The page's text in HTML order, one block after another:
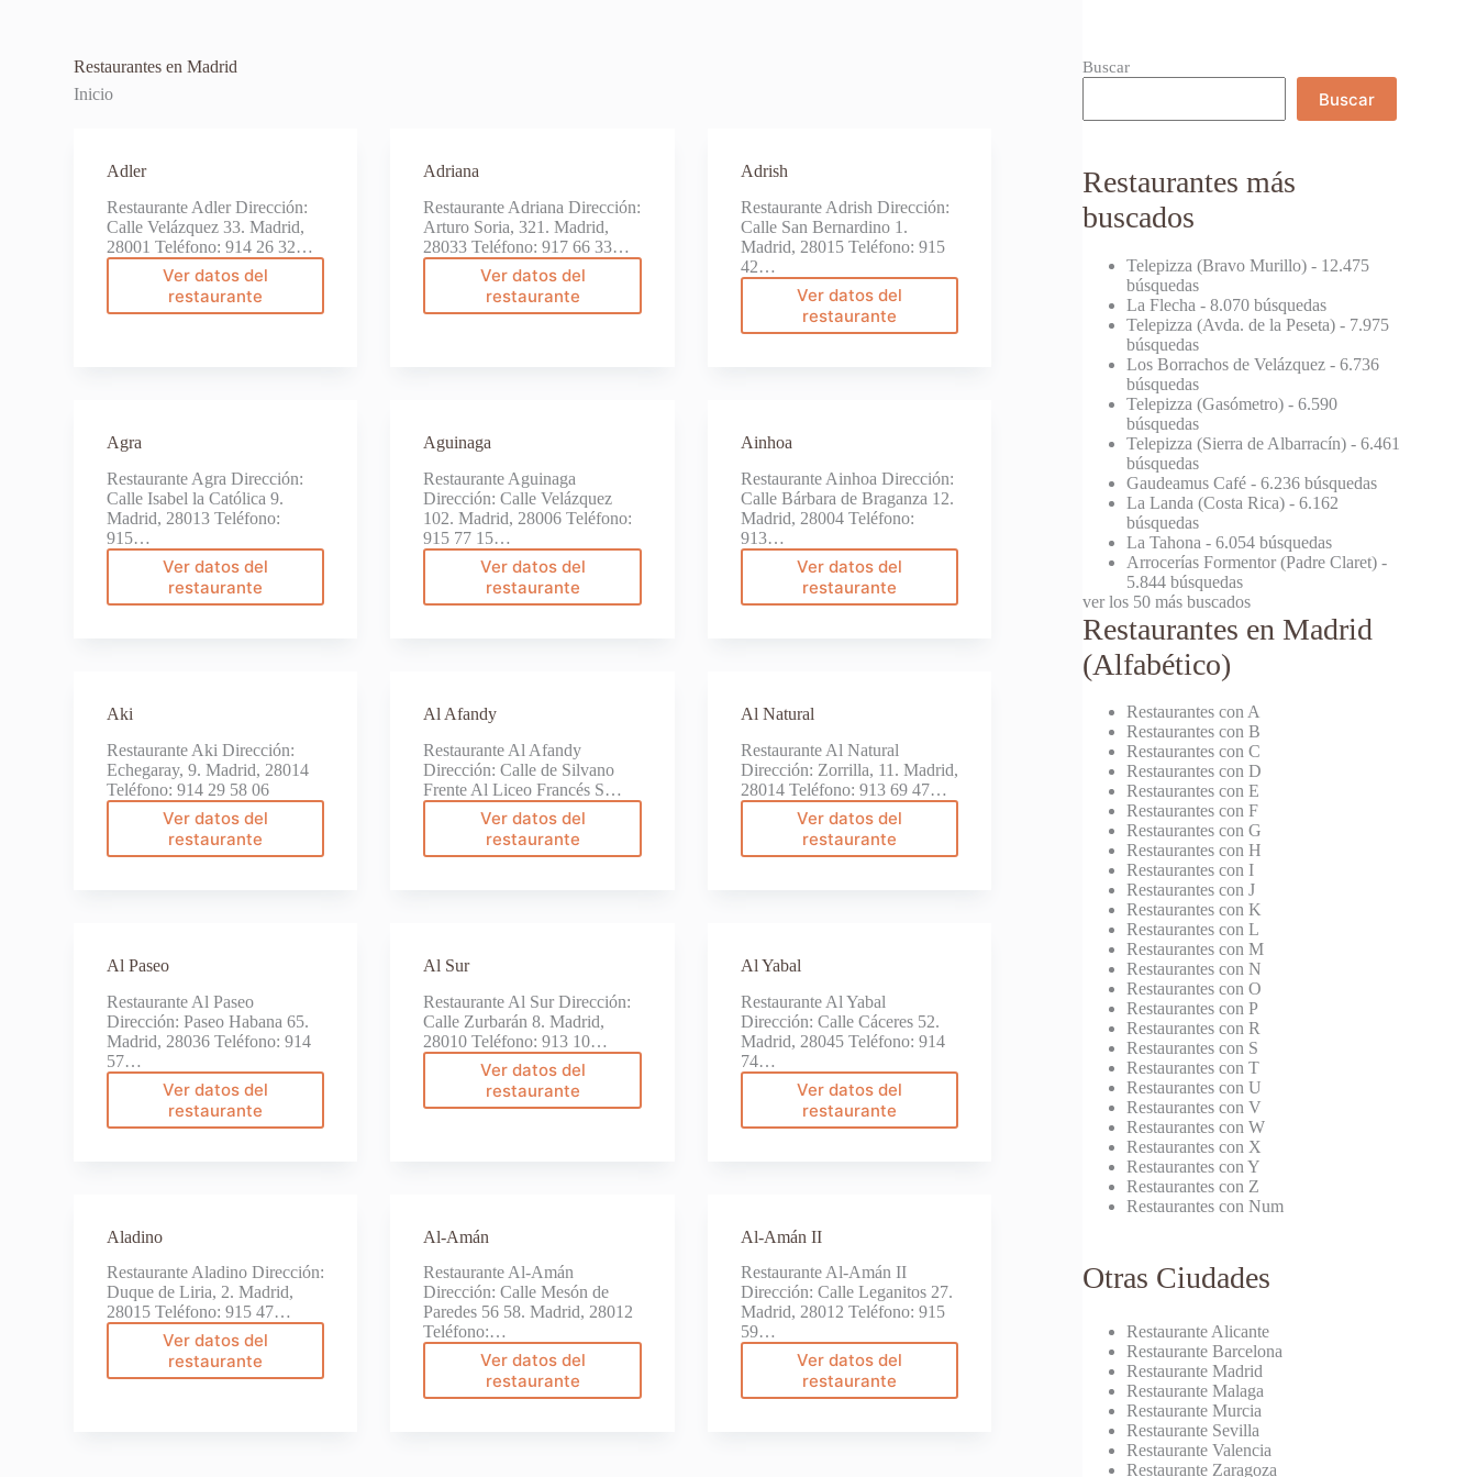
Restaurantes en Madrid
Inicio
Adler
Restaurante Adler Dirección:
Calle Velázquez 33. Madrid,
28001 Teléfono: 914 26 32…
Ver datos del
restaurante
Adler
Adriana
Restaurante Adriana Dirección:
Arturo Soria, 321. Madrid,
28033 Teléfono: 917 66 33…
Ver datos del
restaurante
Adriana
Adrish
Restaurante Adrish Dirección:
Calle San Bernardino 1.
Madrid, 28015 Teléfono: 915
42…
Ver datos del
restaurante
Adrish
Agra
Restaurante Agra Dirección:
Calle Isabel la Católica 9.
Madrid, 28013 Teléfono:
915…
Ver datos del
restaurante
Agra
Aguinaga
Restaurante Aguinaga
Dirección: Calle Velázquez
102. Madrid, 28006 Teléfono:
915 77 15…
Ver datos del
restaurante
Aguinaga
Ainhoa
Restaurante Ainhoa Dirección:
Calle Bárbara de Braganza 12.
Madrid, 28004 Teléfono:
913…
Ver datos del
restaurante
Ainhoa
Aki
Restaurante Aki Dirección:
Echegaray, 9. Madrid, 28014
Teléfono: 914 29 58 06
Ver datos del
restaurante
Aki
Al Afandy
Restaurante Al Afandy
Dirección: Calle de Silvano
Frente Al Liceo Francés S…
Ver datos del
restaurante
Al
Afandy
Al Natural
Restaurante Al Natural
Dirección: Zorrilla, 11. Madrid,
28014 Teléfono: 913 69 47…
Ver datos del
restaurante
Al
Natural
Al Paseo
Restaurante Al Paseo
Dirección: Paseo Habana 65.
Madrid, 28036 Teléfono: 914
57…
Ver datos del
restaurante
Al
Paseo
Al Sur
Restaurante Al Sur Dirección:
Calle Zurbarán 8. Madrid,
28010 Teléfono: 913 10…
Ver datos del
restaurante
Al
Sur
Al Yabal
Restaurante Al Yabal
Dirección: Calle Cáceres 52.
Madrid, 28045 Teléfono: 914
74…
Ver datos del
restaurante
Al
Yabal
Aladino
Restaurante Aladino Dirección:
Duque de Liria, 2. Madrid,
28015 Teléfono: 915 47…
Ver datos del
restaurante
Aladino
Al-Amán
Restaurante Al-Amán
Dirección: Calle Mesón de
Paredes 56 58. Madrid, 28012
Teléfono:…
Ver datos del
restaurante
Al-
Amán
Al-Amán II
Restaurante Al-Amán II
Dirección: Calle Leganitos 27.
Madrid, 28012 Teléfono: 915
59…
Ver datos del
restaurante
Al-
Amán
Buscar
Buscar
Restaurantes más
buscados
Telepizza (Bravo Murillo) - 12.475
búsquedas
La Flecha - 8.070 búsquedas
Telepizza (Avda. de la Peseta) - 7.975
búsquedas
Los Borrachos de Velázquez - 6.736
búsquedas
Telepizza (Gasómetro) - 6.590
búsquedas
Telepizza (Sierra de Albarracín) - 6.461
búsquedas
Gaudeamus Café - 6.236 búsquedas
La Landa (Costa Rica) - 6.162
búsquedas
La Tahona - 6.054 búsquedas
Arrocerías Formentor (Padre Claret) -
5.844 búsquedas
ver los 50 más buscados
Restaurantes en Madrid
(Alfabético)
Restaurantes con A
Restaurantes con B
Restaurantes con C
Restaurantes con D
Restaurantes con E
Restaurantes con F
Restaurantes con G
Restaurantes con H
Restaurantes con I
Restaurantes con J
Restaurantes con K
Restaurantes con L
Restaurantes con M
Restaurantes con N
Restaurantes con O
Restaurantes con P
Restaurantes con R
Restaurantes con S
Restaurantes con T
Restaurantes con U
Restaurantes con V
Restaurantes con W
Restaurantes con X
Restaurantes con Y
Restaurantes con Z
Restaurantes con Num
Otras Ciudades
Restaurante Alicante
Restaurante Barcelona
Restaurante Madrid
Restaurante Malaga
Restaurante Murcia
Restaurante Sevilla
Restaurante Valencia
Restaurante Zaragoza